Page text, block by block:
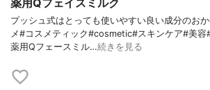
薬用Qフェイスミルク
プッシュ式はとっても使いやすい良い成分のお
メ#コスメティック#cosmetic#スキンケア#美
薬用Qフェースミル…続きを見る